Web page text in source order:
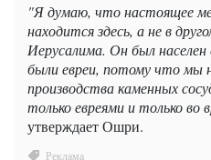
"Я думаю, что настоящее
находится здесь, а не в
Иерусалима. Он был
были евреи, потому что мы
производства каменных
только евреями и только во
утверждает Ошри.